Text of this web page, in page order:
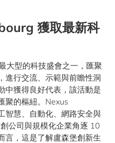
獲取最新科
大型的科技盛會之一，匯聚
進行交流、示範與前瞻性洞
中獲得良好代表，該活動是
聚的樞紐。Nexus
智慧、自動化、網路安全與
公司與規模化企業角逐 10
言，這是了解盧森堡創新生